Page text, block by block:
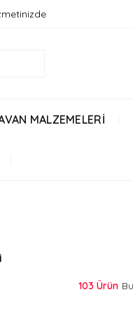
MALZEMELERİ
103 Ürün